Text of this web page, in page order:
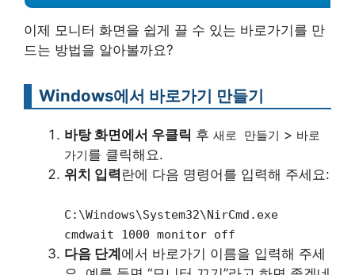
이제 모니터 화면을 쉽게 끌 수 있는 바로가기를 만
드는 방법을 알아볼까요?
Windows에서 바로가기 만들기
바탕 화면에서 우클릭 후 새로 만들기 > 바로
가기를 클릭해요.
위치 입력 란에 다음 명령어를 입력해 주세요:
C:\Windows\System32\NirCmd.exe
cmdwait 1000 monitor off
다음 단계 에서 바로가기 이름을 입력해 주세